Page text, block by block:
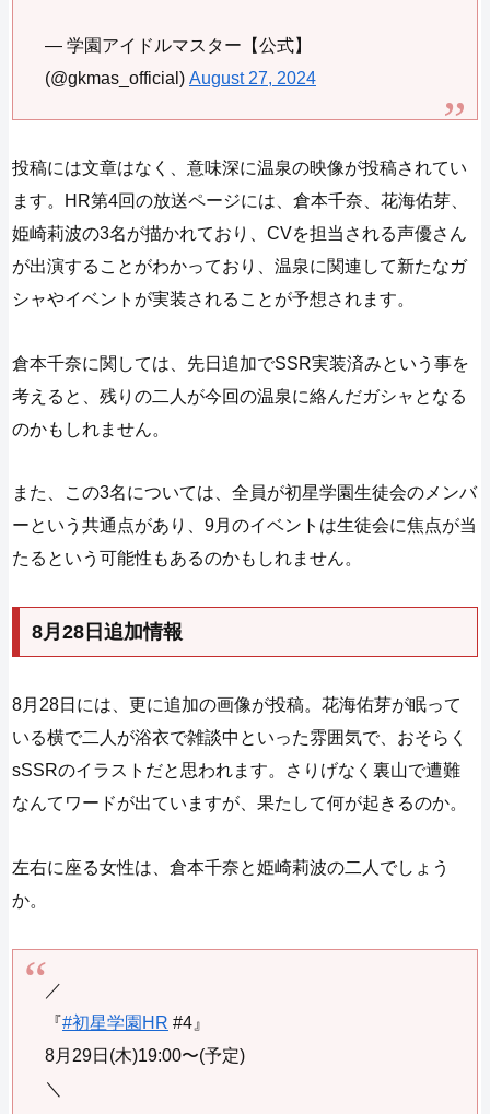
— 学園アイドルマスター【公式】
(@gkmas_official) August 27, 2024
投稿には文章はなく、意味深に温泉の映像が投稿されてい
ます。HR第4回の放送ページには、倉本千奈、花海佑芽、
姫崎莉波の3名が描かれており、CVを担当される声優さん
が出演することがわかっており、温泉に関連して新たなガ
シャやイベントが実装されることが予想されます。
倉本千奈に関しては、先日追加でSSR実装済みという事を
考えると、残りの二人が今回の温泉に絡んだガシャとなる
のかもしれません。
また、この3名については、全員が初星学園生徒会のメンバ
ーという共通点があり、9月のイベントは生徒会に焦点が当
たるという可能性もあるのかもしれません。
8月28日追加情報
8月28日には、更に追加の画像が投稿。花海佑芽が眠って
いる横で二人が浴衣で雑談中といった雰囲気で、おそらく
sSSRのイラストだと思われます。さりげなく裏山で遭難
なんてワードが出ていますが、果たして何が起きるのか。
左右に座る女性は、倉本千奈と姫崎莉波の二人でしょう
か。
／
『#初星学園HR #4』
8月29日(木)19:00〜(予定)
＼